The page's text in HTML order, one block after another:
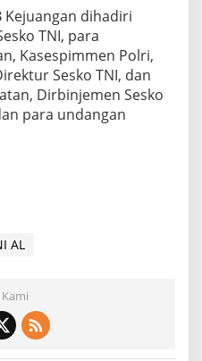
Kejuangan dihadiri
TNI, para
Kasespimmen Polri,
Sesko TNI, dan
Dirbinjemen Sesko
para undangan
AL